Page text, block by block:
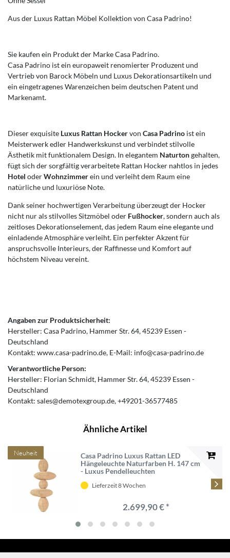
Aus der Luxus Rattan Möbel Kollektion von Casa Padrino!
Sie kaufen ein Produkt der Marke Casa Padrino.
Casa Padrino ist ein europaweit renomierter Produzent und
Vertrieb von Barock Möbeln und Luxus Dekorationsartikeln und
ein eingetragenes Warenzeichen beim deutschen Patent und
Markenamt.
Dieser exquisite Luxus Rattan Hockervon Casa Padrino ist ein
Meisterwerk edler Handwerkskunst und verbindet stilvolle
Ästhetik mit funktionalem Design. In elegantem Naturtongehalten,
fügt sich der sorgfältig verarbeitete Rattan Hocker nahtlos in jedes
Hotel oderWohnzimmerein und verleiht dem Raum eine
natürliche und luxuriöse Note.
Dank seiner hochwertigen Verarbeitung überzeugt der Hocker
nicht nur als stilvolles Sitzmöbel oder Fußhocker, sondern auch als
zeitloses Dekorationselement, das jedem Raum eine elegante und
einladende Atmosphäre verleiht. Ein perfekter Akzent für
anspruchsvolle Interieurs, der Raffinesse und Komfort auf
höchstem Niveau vereint.
Angaben zur Produktsicherheit:
Hersteller: Casa Padrino Hammer Str.64 45239 Essen
Deutschland
Kontakt: www.casa-padrino.de E-Mail: info@casa-padrino.de
Verantwortliche Person:
Hersteller: Florian Schmidt Hammer Str.64 45239 Essen
Deutschland
Kontakt: sales@demotexgroup.de +49201-36577485
Ähnliche Artikel
Neuheit
Casa Padrino Luxus Rattan LED
Hängeleuchte Naturfarben H. 147 cm
- Luxus Pendelleuchten
Lieferzeit 8 Wochen
2.699,90 € *